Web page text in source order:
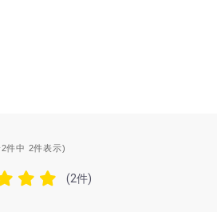
件中 2件表示)
(2件)